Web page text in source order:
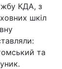
КДА, з
шкіл
та